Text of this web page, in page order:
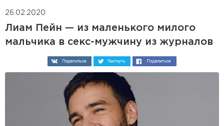
26.02.2020
Лиам Пейн — из маленького милого
мальчика в секс-мужчину из журналов